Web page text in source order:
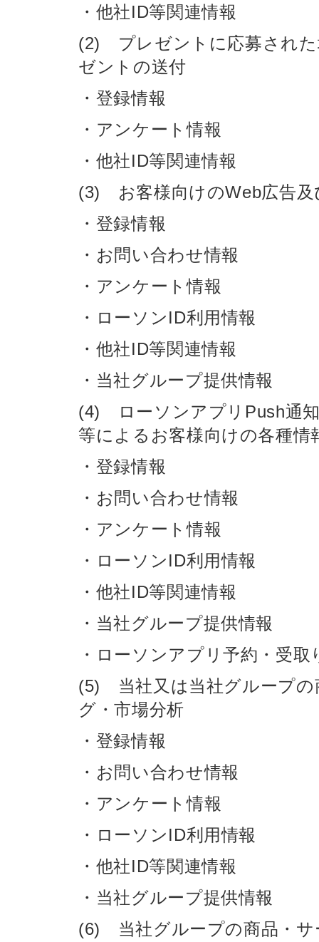
・他社ID等関連情報
(2) プレゼントに応募された
ゼントの送付
・登録情報
・アンケート情報
・他社ID等関連情報
(3) お客様向けのWeb広告及
・登録情報
・お問い合わせ情報
・アンケート情報
・ローソンID利用情報
・他社ID等関連情報
・当社グループ提供情報
(4) ローソンアプリPush通
等によるお客様向けの各種情
・登録情報
・お問い合わせ情報
・アンケート情報
・ローソンID利用情報
・他社ID等関連情報
・当社グループ提供情報
・ローソンアプリ予約・受取
(5) 当社又は当社グループの
グ・市場分析
・登録情報
・お問い合わせ情報
・アンケート情報
・ローソンID利用情報
・他社ID等関連情報
・当社グループ提供情報
(6) 当社グループの商品・サ